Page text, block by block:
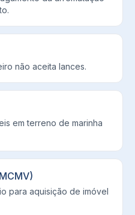
não aceita lances.
em terreno de marinha
para aquisição de imóvel